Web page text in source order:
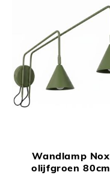
Wandlamp Nox
olijfgroen 80cm